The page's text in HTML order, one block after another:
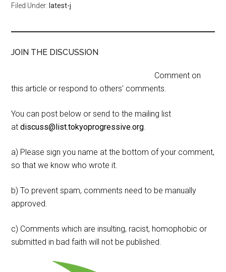
Filed Under: latest-j
JOIN THE DISCUSSION
Comment on
this article or respond to others' comments.
You can post below or send to the mailing list
atdiscuss@list.tokyoprogressive.org.
a) Please sign you name at the bottom of your comment,
so that we know who wrote it.
b) To prevent spam, comments need to be manually
approved.
c) Comments which are insulting, racist, homophobic or
submitted in bad faith will not be published.